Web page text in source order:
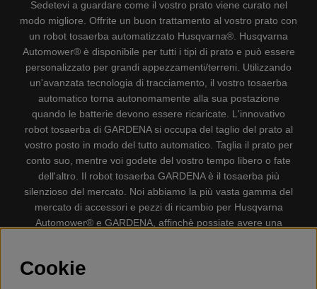
Sedetevi a guardare come il vostro prato viene curato nel
modo migliore. Offrite un buon trattamento al vostro prato con
un robot tosaerba automatizzato Husqvarna®. Husqvarna
Automower® è disponibile per tutti i tipi di prato e può essere
personalizzato per grandi appezzamenti/terreni. Utilizzando
un'avanzata tecnologia di tracciamento, il vostro tosaerba
automatico torna autonomamente alla sua postazione
quando le batterie devono essere ricaricate. L'innovativo
robot tosaerba di GARDENA si occupa del taglio del prato al
vostro posto in modo del tutto automatico. Taglia il prato per
conto suo, mentre voi godete del vostro tempo libero o fate
dell'altro. Il robot tosaerba GARDENA è il tosaerba più
silenzioso del mercato. Noi abbiamo la più vasta gamma del
mercato di accessori e pezzi di ricambio per Husqvarna
Automower® e GARDENA, affinchè possiate avere una
Accessori per la protezione personale, Decespugliatori,
Cookie